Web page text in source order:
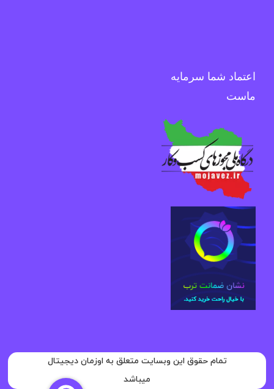
اعتماد شما سرمایه
ماست
تمام حقوق این وبسایت متعلق به اوزمان دیجیتال
میباشد